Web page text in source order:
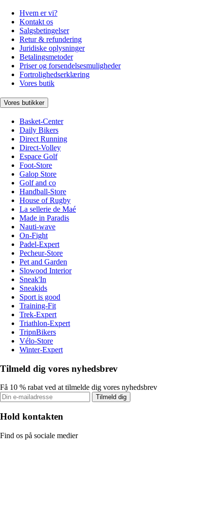
Hvem er vi?
Kontakt os
Salgsbetingelser
Retur & refundering
Juridiske oplysninger
Betalingsmetoder
Priser og forsendelsesmuligheder
Fortrolighedserklæring
Vores butik
Vores butikker
Basket-Center
Daily Bikers
Direct Running
Direct-Volley
Espace Golf
Foot-Store
Galop Store
Golf and co
Handball-Store
House of Rugby
La sellerie de Maé
Made in Paradis
Nauti-wave
On-Fight
Padel-Expert
Pecheur-Store
Pet and Garden
Slowood Interior
Sneak'In
Sneakids
Sport is good
Training-Fit
Trek-Expert
Triathlon-Expert
TripnBikers
Vélo-Store
Winter-Expert
Tilmeld dig vores nyhedsbrev
Få 10 % rabat ved at tilmelde dig vores nyhedsbrev
Tilmeld dig
Hold kontakten
Find os på sociale medier